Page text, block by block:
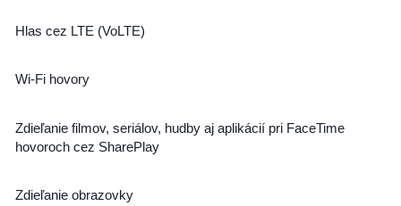
Hlas cez LTE (VoLTE)
Wi-Fi hovory
Zdieľanie filmov, seriálov, hudby aj aplikácií pri FaceTime
hovoroch cez SharePlay
Zdieľanie obrazovky